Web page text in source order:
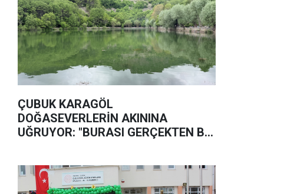
ÇUBUK KARAGÖL
DOĞASEVERLERİN AKININA
UĞRUYOR: "BURASI GERÇEKTEN BİR